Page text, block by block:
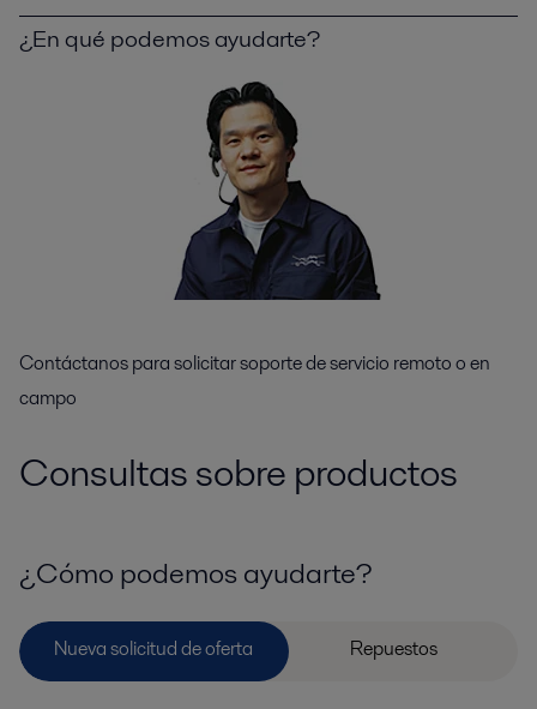
¿En qué podemos ayudarte?
Contáctanos para solicitar soporte de servicio remoto o en
campo
Consultas sobre productos
¿Cómo podemos ayudarte?